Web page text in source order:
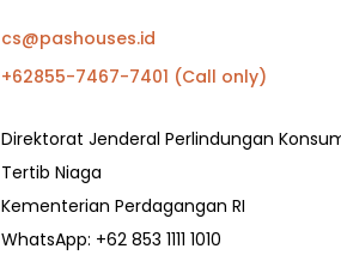
cs@pashouses.id
+62855-7467-7401 (Call only)
Direktorat Jenderal Perlindungan
Tertib Niaga
Kementerian Perdagangan RI
WhatsApp: +62 853 1111 1010